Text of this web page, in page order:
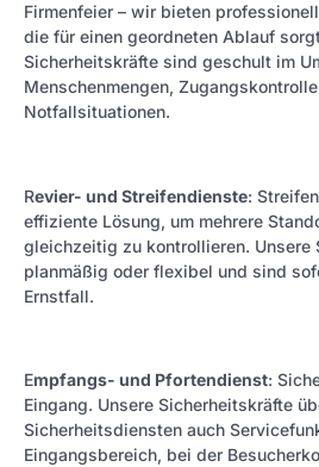
Firmenfeier – wir bieten
die für einen geordneten Ablauf
Sicherheitskräfte sind geschult im
Menschenmengen,
Notfallsituationen.
Revier- und Streifendienste:
effiziente Lösung, um mehrere
gleichzeitig zu kontrollieren. Unsere
planmäßig oder flexibel und sind
Ernstfall.
Empfangs- und Pfortendienst:
Eingang. Unsere Sicherheitskräfte
Sicherheitsdiensten auch
Eingangsbereich, bei der